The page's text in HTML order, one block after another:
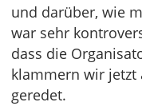
und darüber, wie
war sehr
dass die
klammern wir jetzt
geredet.